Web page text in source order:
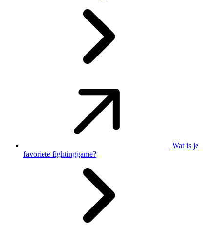
Wat is je
favoriete fightinggame?